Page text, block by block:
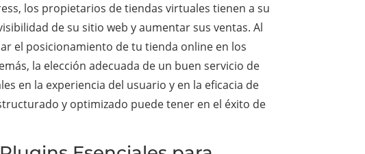
los propietarios de tiendas virtuales tienen a su
de su sitio web y aumentar sus ventas. Al
el posicionamiento de tu tienda online en los
la elección adecuada de un buen servicio de
en la experiencia del usuario y en la eficacia de
y optimizado puede tener en el éxito de